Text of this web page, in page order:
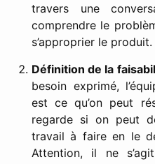
travers une
comprendre le
s’approprier le produit.
Définition de la
besoin exprimé,
est ce qu’on peut
regarde si on peut
travail à faire en le
Attention, il ne